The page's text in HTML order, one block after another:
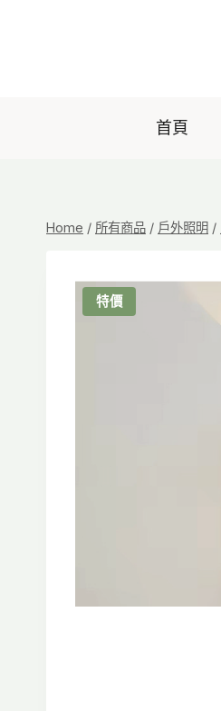
首頁
Home / 所有商品 / 戶外照明 /
特價